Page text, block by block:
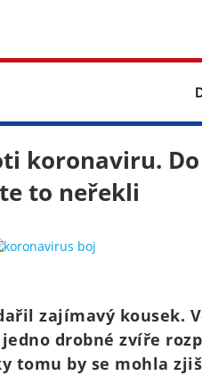
koronaviru.
to neřekli
zajímavý kousek.
drobné zvíře
tomu by se mohla